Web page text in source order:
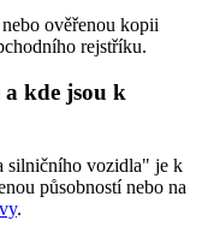
ověřenou kopii
rejstříku.
a kde jsou k
silničního vozidla" je k
působností nebo na
.